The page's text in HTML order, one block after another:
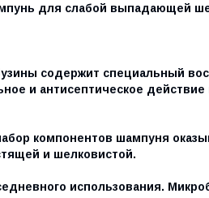
для слабой выпадающей
содержит специальный
и антисептическое
компонентов шампуня
и шелковистой.
использования.